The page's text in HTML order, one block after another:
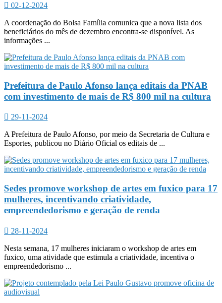
02-12-2024
A coordenação do Bolsa Família comunica que a nova lista dos
beneficiários do mês de dezembro encontra-se disponível. As
informações ...
Prefeitura de Paulo Afonso lança editais da PNAB
com investimento de mais de R$ 800 mil na cultura
29-11-2024
A Prefeitura de Paulo Afonso, por meio da Secretaria de Cultura e
Esportes, publicou no Diário Oficial os editais de ...
Sedes promove workshop de artes em fuxico para 17
mulheres, incentivando criatividade,
empreendedorismo e geração de renda
28-11-2024
Nesta semana, 17 mulheres iniciaram o workshop de artes em
fuxico, uma atividade que estimula a criatividade, incentiva o
empreendedorismo ...